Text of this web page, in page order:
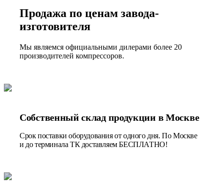
Продажа по ценам завода-
изготовителя
Мы являемся официальными дилерами более 20
производителей компрессоров.
Собственный склад продукции в Москве
Срок поставки оборудования от одного дня. По Москве
и до терминала ТК доставляем БЕСПЛАТНО!